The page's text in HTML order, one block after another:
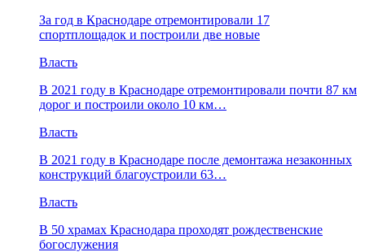
За год в Краснодаре отремонтировали 17
спортплощадок и построили две новые
Власть
В 2021 году в Краснодаре отремонтировали почти 87 км
дорог и построили около 10 км…
Власть
В 2021 году в Краснодаре после демонтажа незаконных
конструкций благоустроили 63…
Власть
В 50 храмах Краснодара проходят рождественские
богослужения